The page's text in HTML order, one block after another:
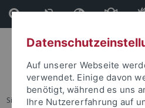
Direkt
zum
Inhalt
Direkt
zur
Fußleiste
Sie sind hier: Startseite
Auf unserer Webseite
verwendet. Einige davon
benötigt, während es uns
Ihre Nutzererfahrung auf